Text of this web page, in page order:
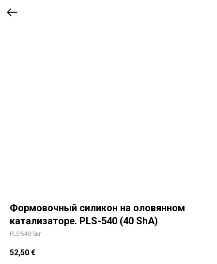
Формовочный силикон на оловянном
катализаторе. PLS-540 (40 ShA)
PLS-540-3кг
52,50 €